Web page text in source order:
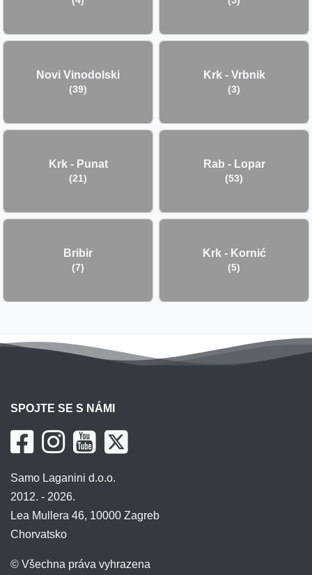
Novi Vinodolski
(39)
Krk - Vrbnik
(3)
Krk - Punat
(21)
Rab - Lopar
(53)
Bribir
(7)
Krk - Kornić
(5)
SPOJTE SE S NÁMI
Samo Laganini d.o.o.
2012. - 2026.
Lea Mullera 46, 10000 Zagreb
Chorvatsko
© Všechna práva vyhrazena